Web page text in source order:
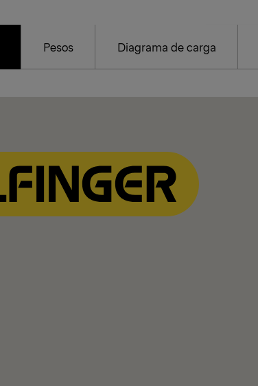
Pesos Diagrama de carga